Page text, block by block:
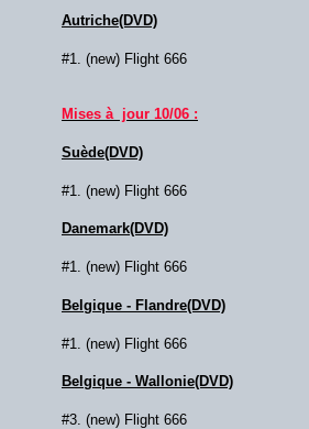
Autriche(DVD)
#1. (new) Flight 666
Mises à jour 10/06 :
Suède(DVD)
#1. (new) Flight 666
Danemark(DVD)
#1. (new) Flight 666
Belgique - Flandre(DVD)
#1. (new) Flight 666
Belgique - Wallonie(DVD)
#3. (new) Flight 666